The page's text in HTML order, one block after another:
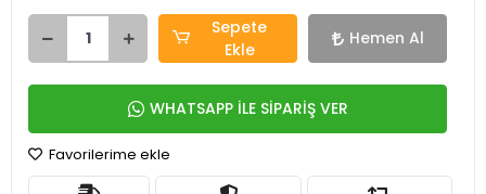
Sepete
Ekle
Hemen Al
WHATSAPP İLE SİPARİŞ VER
Favorilerime ekle